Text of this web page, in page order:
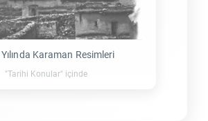
Karaman Resimleri
"Tarihi Konular" içinde